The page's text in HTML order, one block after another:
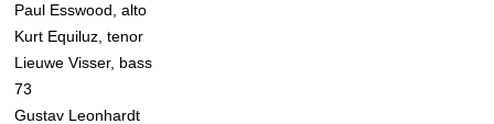
Paul Esswood, alto
Kurt Equiluz, tenor
Lieuwe Visser, bass
73
Gustav Leonhardt